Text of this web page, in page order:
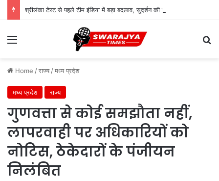
Menu
Home /राज्य /मध्य प्रदेश
मध्य प्रदेश राज्य
गुणवत्ता से कोई समझौता नहीं,
लापरवाही पर अधिकारियों को
नोटिस, ठेकेदारों के पंजीयन
निलंबित